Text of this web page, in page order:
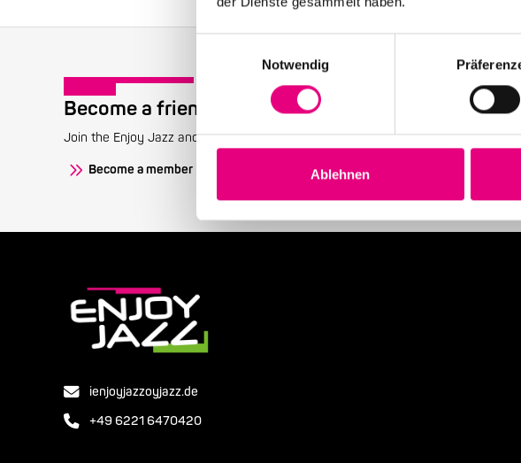
Notwendig
Ablehnen
Become a friend!
Join the Enjoy Jazz and receive exclusive information about the festival.
Become a member
ienjoyjazzoyjazz.de
+49 6221 6470420